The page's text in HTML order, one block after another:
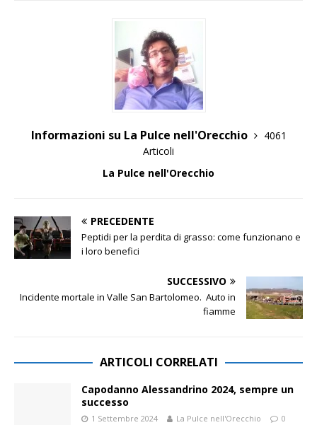
Informazioni su La Pulce nell'Orecchio
4061
Articoli
La Pulce nell'Orecchio
PRECEDENTE
Peptidi per la perdita di grasso: come funzionano e
i loro benefici
SUCCESSIVO
Incidente mortale in Valle San Bartolomeo. Auto in
fiamme
ARTICOLI CORRELATI
Capodanno Alessandrino 2024, sempre un
successo
1 Settembre 2024 La Pulce nell'Orecchio 0